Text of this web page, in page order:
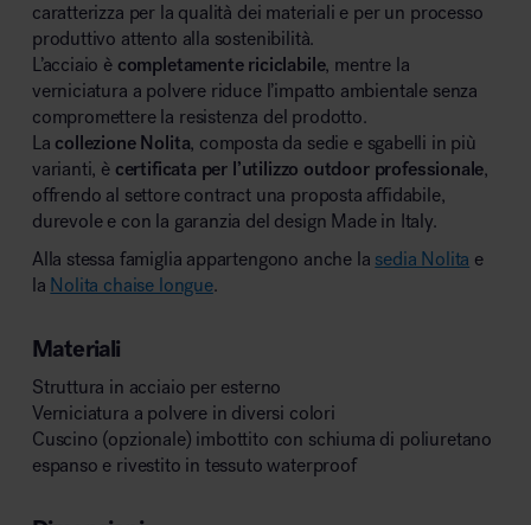
caratterizza per la qualità dei materiali e per un processo
produttivo attento alla sostenibilità.
L’acciaio è completamente riciclabile, mentre la
verniciatura a polvere riduce l’impatto ambientale senza
compromettere la resistenza del prodotto.
La collezione Nolita, composta da sedie e sgabelli in più
varianti, è certificata per l’utilizzo outdoor professionale,
offrendo al settore contract una proposta affidabile,
durevole e con la garanzia del design Made in Italy.
Alla stessa famiglia appartengono anche la sedia Nolita e
la Nolita chaise longue.
Materiali
Struttura in acciaio per esterno
Verniciatura a polvere in diversi colori
Cuscino (opzionale) imbottito con schiuma di poliuretano
espanso e rivestito in tessuto waterproof